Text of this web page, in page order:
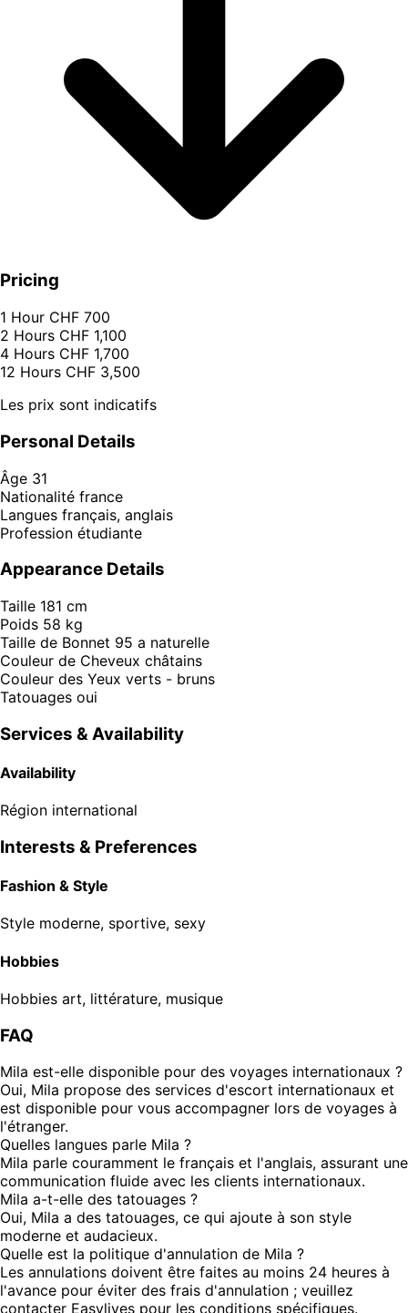
Pricing
1 Hour CHF 700
2 Hours CHF 1,100
4 Hours CHF 1,700
12 Hours CHF 3,500
Les prix sont indicatifs
Personal Details
Âge 31
Nationalité france
Langues français, anglais
Profession étudiante
Appearance Details
Taille 181 cm
Poids 58 kg
Taille de Bonnet 95 a naturelle
Couleur de Cheveux châtains
Couleur des Yeux verts - bruns
Tatouages oui
Services & Availability
Availability
Région international
Interests & Preferences
Fashion & Style
Style moderne, sportive, sexy
Hobbies
Hobbies art, littérature, musique
FAQ
Mila est-elle disponible pour des voyages internationaux ?
Oui, Mila propose des services d'escort internationaux et
est disponible pour vous accompagner lors de voyages à
l'étranger.
Quelles langues parle Mila ?
Mila parle couramment le français et l'anglais, assurant une
communication fluide avec les clients internationaux.
Mila a-t-elle des tatouages ?
Oui, Mila a des tatouages, ce qui ajoute à son style
moderne et audacieux.
Quelle est la politique d'annulation de Mila ?
Les annulations doivent être faites au moins 24 heures à
l'avance pour éviter des frais d'annulation ; veuillez
contacter Easylives pour les conditions spécifiques.